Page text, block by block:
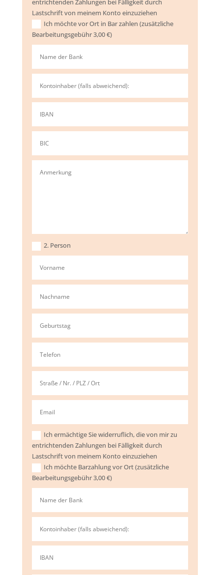
entrichtenden Zahlungen bei Fälligkeit durch
Lastschrift von meinem Konto einzuziehen
Ich möchte vor Ort in Bar zahlen (zusätzliche
Bearbeitungsgebühr 3,00 €)
2. Person
Ich ermächtige Sie widerruflich, die von mir zu
entrichtenden Zahlungen bei Fälligkeit durch
Lastschrift von meinem Konto einzuziehen
Ich möchte Barzahlung vor Ort (zusätzliche
Bearbeitungsgebühr 3,00 €)